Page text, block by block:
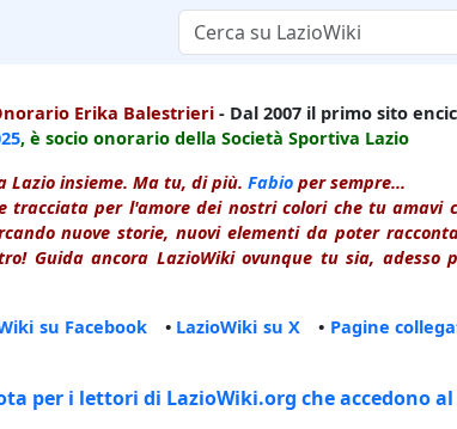
Erika Balestrieri - Dal 2007 il primo sito
, è socio onorario della Società Sportiva Lazio
insieme. Ma tu, di più. Fabio per sempre...
tracciata per l'amore dei nostri colori che tu amavi
nuove storie, nuovi elementi da poter
Guida ancora LazioWiki ovunque tu sia,
su Facebook • LazioWiki su X • Pagine
per i lettori di LazioWiki.org che accedono